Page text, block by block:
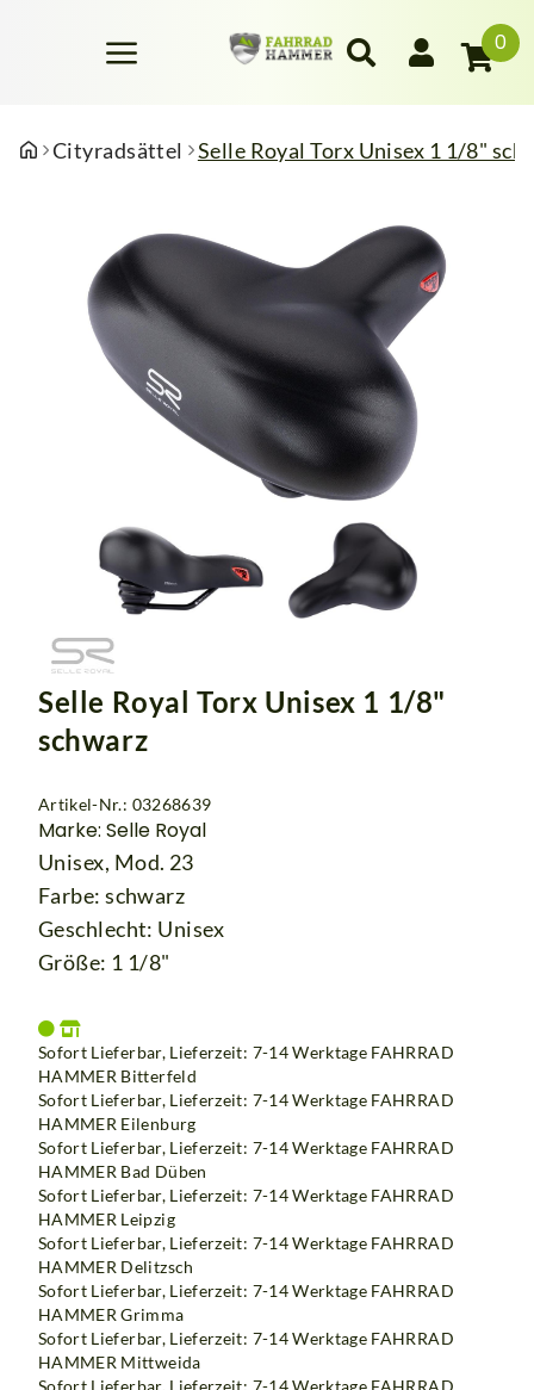
0
Cityradsättel Selle Royal Torx Unisex 1 1/8"
Selle Royal Torx Unisex 1 1/8"
schwarz
Artikel-Nr.: 03268639
Marke: Selle Royal
Unisex, Mod. 23
Farbe: schwarz
Geschlecht: Unisex
Größe: 1 1/8"
Sofort Lieferbar, Lieferzeit: 7-14 Werktage FAHRRAD
HAMMER Bitterfeld
Sofort Lieferbar, Lieferzeit: 7-14 Werktage FAHRRAD
HAMMER Eilenburg
Sofort Lieferbar, Lieferzeit: 7-14 Werktage FAHRRAD
HAMMER Bad Düben
Sofort Lieferbar, Lieferzeit: 7-14 Werktage FAHRRAD
HAMMER Leipzig
Sofort Lieferbar, Lieferzeit: 7-14 Werktage FAHRRAD
HAMMER Delitzsch
Sofort Lieferbar, Lieferzeit: 7-14 Werktage FAHRRAD
HAMMER Grimma
Sofort Lieferbar, Lieferzeit: 7-14 Werktage FAHRRAD
HAMMER Mittweida
Sofort Lieferbar, Lieferzeit: 7-14 Werktage FAHRRAD